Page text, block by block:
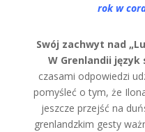
rok w
Swój zachwyt nad
W Grenlandii język
czasami odpowiedzi
pomyśleć o tym, że
jeszcze przejść na
grenlandzkim gesty